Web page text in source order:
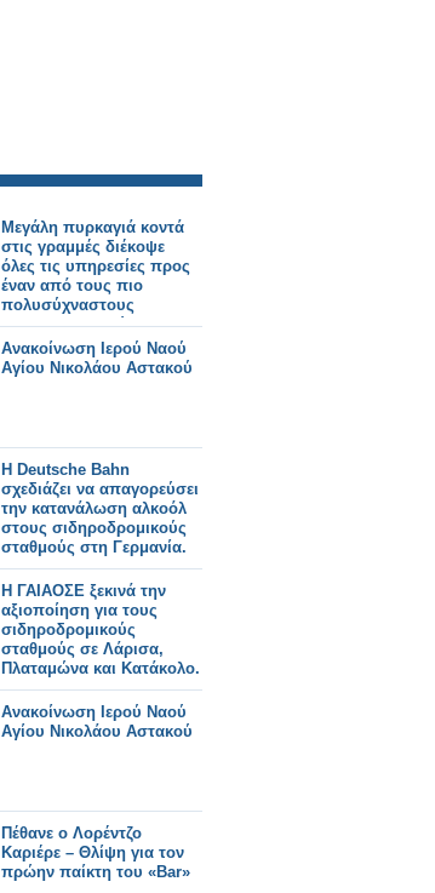
Μεγάλη πυρκαγιά κοντά
στις γραμμές διέκοψε
όλες τις υπηρεσίες προς
έναν από τους πιο
πολυσύχναστους
σιδηροδρομικούς
σταθμούς του Λονδίνου.
Ανακοίνωση Ιερού Ναού
Αγίου Νικολάου Αστακού
Η Deutsche Bahn
σχεδιάζει να απαγορεύσει
την κατανάλωση αλκοόλ
στους σιδηροδρομικούς
σταθμούς στη Γερμανία.
Η ΓΑΙΑΟΣΕ ξεκινά την
αξιοποίηση για τους
σιδηροδρομικούς
σταθμούς σε Λάρισα,
Πλαταμώνα και Κατάκολο.
Ανακοίνωση Ιερού Ναού
Αγίου Νικολάου Αστακού
Πέθανε ο Λορέντζο
Καριέρε – Θλίψη για τον
πρώην παίκτη του «Bar»